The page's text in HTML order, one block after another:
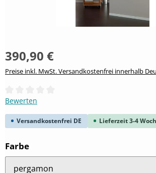
390,90 €
Preise inkl. MwSt. Versandkostenfrei innerhalb
Durchschnittliche Bewertung von 0 von 5
Bewerten
Versandkostenfrei DE Lieferzeit 3-4
Farbeauswählen